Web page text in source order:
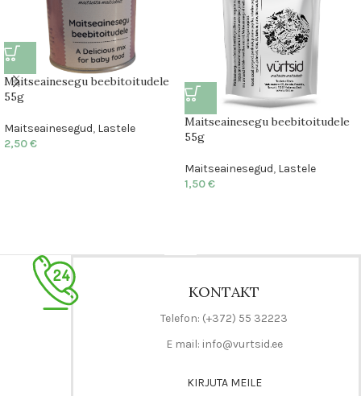
Maitseainesegu beebitoitudele
55g
Maitseainesegud, Lastele
2,50€
Maitseainesegu beebitoitudele
55g
Maitseainesegud, Lastele
1,50€
KONTAKT
Telefon: (+372) 55 32223
E mail: info@vurtsid.ee
KIRJUTA MEILE